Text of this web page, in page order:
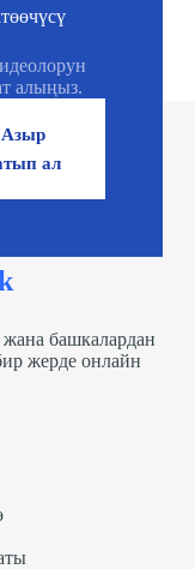
алыңыз.
Азыр
ал
башкалардан
жерде онлайн